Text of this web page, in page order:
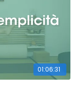
01:06:31